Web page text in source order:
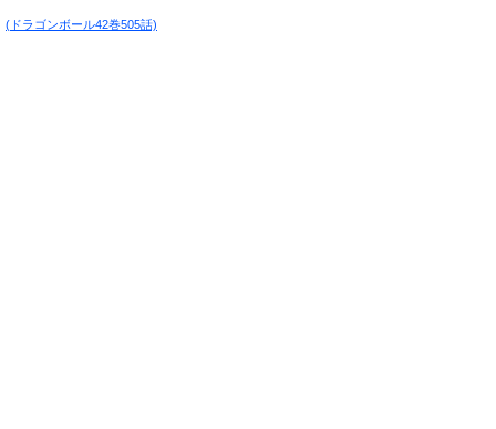
(ドラゴンボール42巻505話)